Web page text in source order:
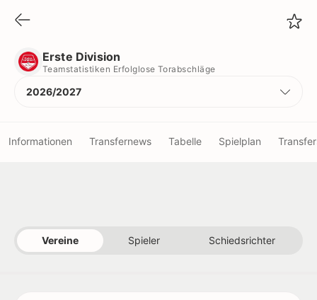
Erste Division
Teamstatistiken Erfolglose Torabschläge
2026/2027
Informationen Transfernews Tabelle Spielplan
Vereine Spieler Schiedsrichter